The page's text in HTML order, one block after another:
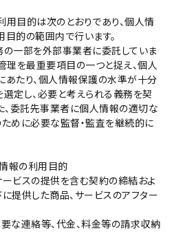
目的は次のとおりであり、個人情
的の範囲内で行います。
一部を外部事業者に委託していま
理を最重要項目の一つと捉え、個人
たり、個人情報保護の水準が十分
定し、必要と考えられる義務を契
、委託先事業者に個人情報の適切な
めに必要な監督・監査を継続的に
報の利用目的
ビスの提供を含む契約の締結およ
提供した商品、サービスのアフター
な連絡等、代金、料金等の請求収納